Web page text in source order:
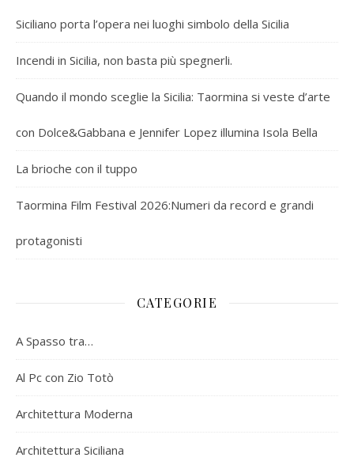
Siciliano porta l’opera nei luoghi simbolo della Sicilia
Incendi in Sicilia, non basta più spegnerli.
Quando il mondo sceglie la Sicilia: Taormina si veste d’arte
con Dolce&Gabbana e Jennifer Lopez illumina Isola Bella
La brioche con il tuppo
Taormina Film Festival 2026:Numeri da record e grandi
protagonisti
CATEGORIE
A Spasso tra…
Al Pc con Zio Totò
Architettura Moderna
Architettura Siciliana